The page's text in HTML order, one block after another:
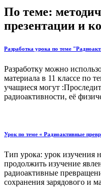
По теме:
презентации и
Разработка урока по теме
Разработку можно
материала в 11 классе по
учащиеся могут
радиоактивности, её
Урок по теме « Радиоактивные
Тип урока: урок изучения
продолжить изучение
радиоактивные
сохранения зарядового и